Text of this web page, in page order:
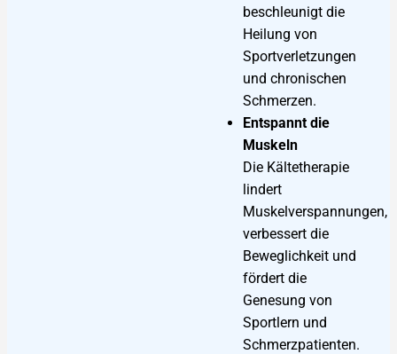
beschleunigt die
Heilung von
Sportverletzungen
und chronischen
Schmerzen.
Entspannt die
Muskeln
Die Kältetherapie
lindert
Muskelverspannungen,
verbessert die
Beweglichkeit und
fördert die
Genesung von
Sportlern und
Schmerzpatienten.